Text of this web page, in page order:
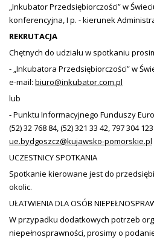
„Inkubator Przedsiębiorczości” w
konferencyjna, I p. - kierunek
REKRUTACJA
Chętnych do udziału w spotkaniu
- „Inkubatora Przedsiębiorczości” w
e-mail: biuro@inkubator.com.pl
lub
- Punktu Informacyjnego Funduszy
(52) 32 768 84, (52) 321 33 42, 797 304
ue.bydgoszcz@kujawsko-pomorskie.pl
UCZESTNICY SPOTKANIA
Spotkanie kierowane jest do
okolic.
UŁATWIENIA DLA OSÓB
W przypadku dodatkowych potrzeb
niepełnosprawności, prosimy o